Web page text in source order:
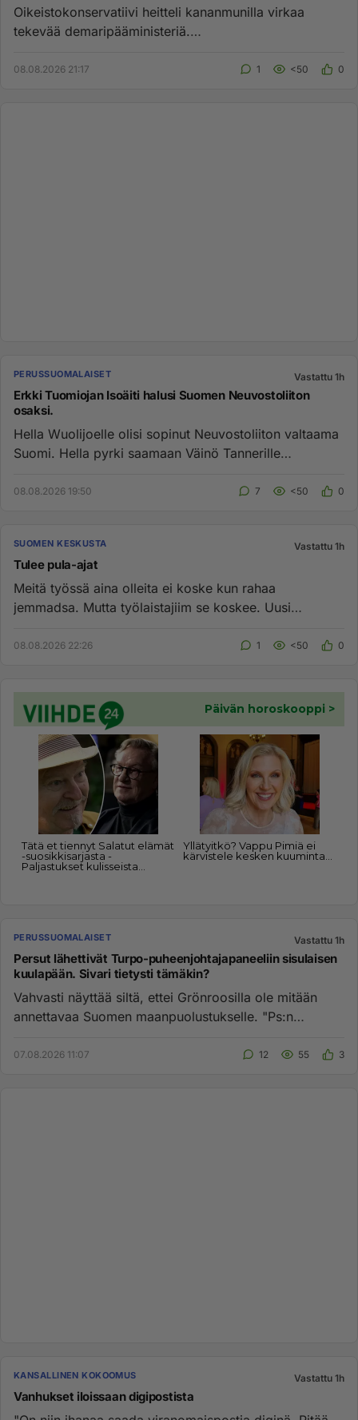
Oikeistokonservatiivi heitteli kananmunilla virkaa
tekevää demaripääministeriä.
08.08.2026 21:17 1 <50 0
PERUSSUOMALAISET Vastattu 1h
Erkki Tuomiojan Isoäiti halusi Suomen Neuvostoliiton
osaksi.
Hella Wuolijoelle olisi sopinut Neuvostoliiton valtaama
Suomi. Hella pyrki saamaan Väinö Tannerille
08.08.2026 19:50 7 <50 0
SUOMEN KESKUSTA Vastattu 1h
Tulee pula-ajat
Meitä työssä aina olleita ei koske kun rahaa
jemmadsa. Mutta työlaistajiim se koskee. Uusi
08.08.2026 22:26 1 <50 0
PERUSSUOMALAISET Vastattu 1h
Persut lähettivät Turpo-puheenjohtajapaneeliin sisulaisen
kuulapään. Sivari tietysti tämäkin?
Vahvasti näyttää siltä, ettei Grönroosilla ole mitään
annettavaa Suomen maanpuolustukselle. "Ps:n
07.08.2026 11:07 12 55 3
KANSALLINEN KOKOOMUS Vastattu 1h
Vanhukset iloissaan digipostista